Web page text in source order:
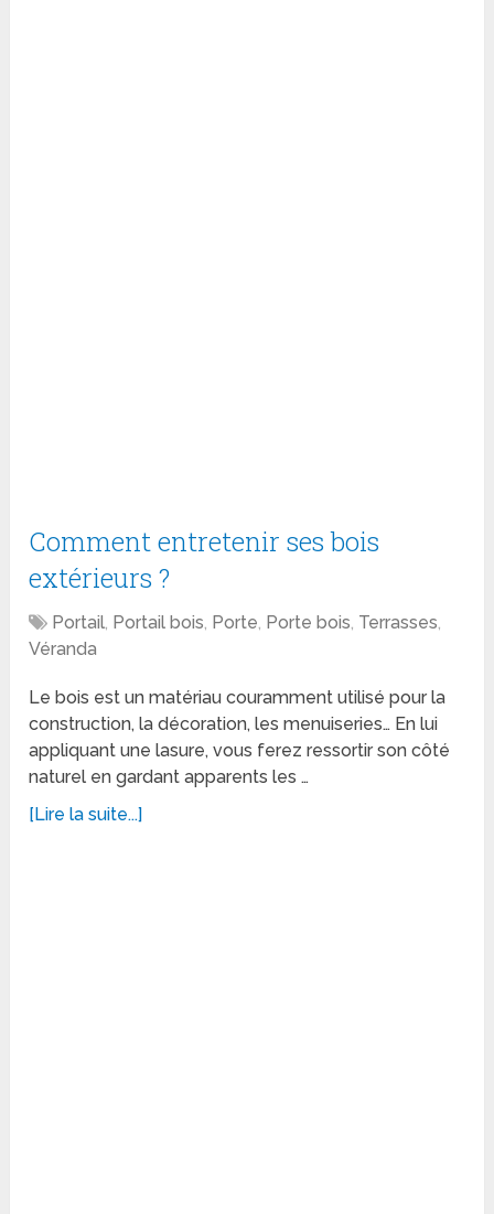
Comment entretenir ses bois
extérieurs ?
Portail, Portail bois, Porte, Porte bois, Terrasses,
Véranda
Le bois est un matériau couramment utilisé pour la
construction, la décoration, les menuiseries… En lui
appliquant une lasure, vous ferez ressortir son côté
naturel en gardant apparents les …
[Lire la suite...]